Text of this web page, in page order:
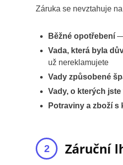
Záruka se nevztahuje
Běžné opotřebení —
Vada, která byla
už nereklamujete
Vady způsobené
Vady, o kterých
Potraviny a zboží
Záruční